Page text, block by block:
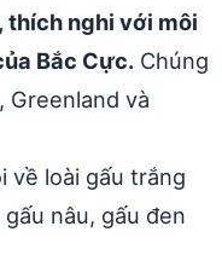
nghi với môi
Bắc Cực. Chúng
Greenland và
về loài gấu trắng
nâu, gấu đen